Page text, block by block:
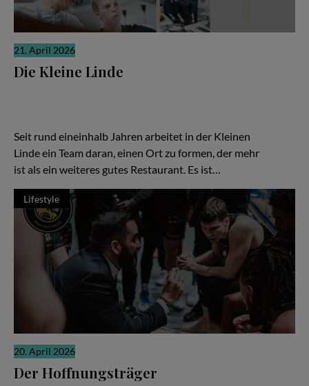
21. April 2026
Die Kleine Linde
Seit rund eineinhalb Jahren arbeitet in der Kleinen
Linde ein Team daran, einen Ort zu formen, der mehr
ist als ein weiteres gutes Restaurant. Es ist…
Lifestyle
20. April 2026
Der Hoffnungsträger